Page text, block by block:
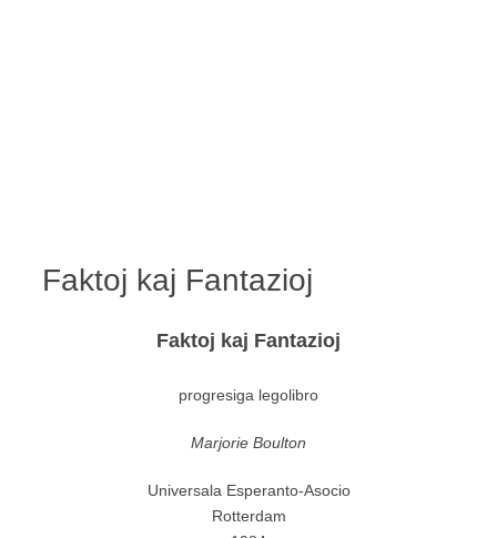
Faktoj kaj Fantazioj
Faktoj kaj Fantazioj
progresiga legolibro
Marjorie Boulton
Universala Esperanto-Asocio
Rotterdam